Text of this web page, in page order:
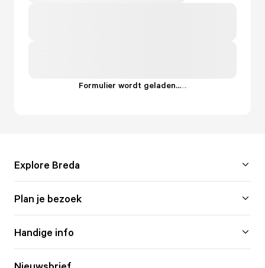
Formulier wordt geladen......
Explore Breda
Plan je bezoek
Handige info